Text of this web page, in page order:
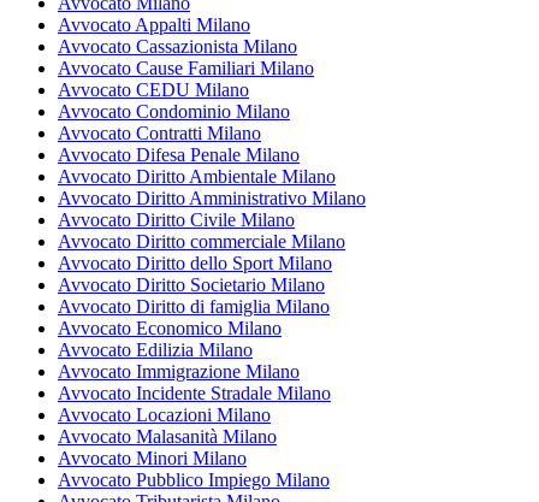
Avvocato Appalti Milano
Avvocato Cassazionista Milano
Avvocato Cause Familiari Milano
Avvocato CEDU Milano
Avvocato Condominio Milano
Avvocato Contratti Milano
Avvocato Difesa Penale Milano
Avvocato Diritto Ambientale Milano
Avvocato Diritto Amministrativo Milano
Avvocato Diritto Civile Milano
Avvocato Diritto commerciale Milano
Avvocato Diritto dello Sport Milano
Avvocato Diritto Societario Milano
Avvocato Diritto di famiglia Milano
Avvocato Economico Milano
Avvocato Edilizia Milano
Avvocato Immigrazione Milano
Avvocato Incidente Stradale Milano
Avvocato Locazioni Milano
Avvocato Malasanità Milano
Avvocato Minori Milano
Avvocato Pubblico Impiego Milano